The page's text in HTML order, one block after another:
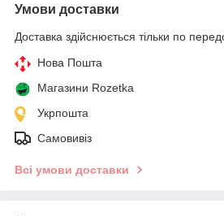
Умови доставки
Доставка здійснюється тільки по
Нова Пошта
Магазини Rozetka
Укрпошта
Самовивіз
Всі умови доставки